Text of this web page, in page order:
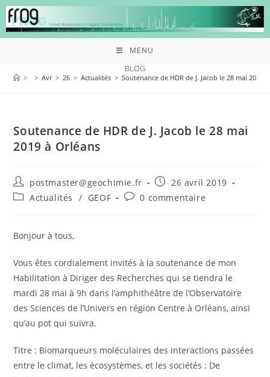
MENU
BLOG
> > Avr > 26 > Actualités > Soutenance de HDR de J. Jacob le 28 mai 2019
Soutenance de HDR de J. Jacob le 28 mai
2019 à Orléans
postmaster@geochimie.fr
26 avril 2019
Actualités
/ GEOF 0 commentaire
Bonjour à tous,
Vous êtes cordialement invités à la soutenance de mon
Habilitation à Diriger des Recherches qui se tiendra le
mardi 28 mai à 9h dans l’amphithéâtre de l’Observatoire
des Sciences de l’Univers en région Centre à Orléans, ainsi
qu’au pot qui suivra.
Titre : Biomarqueurs moléculaires des interactions passées
entre le climat, les écosystèmes, et les sociétés : De